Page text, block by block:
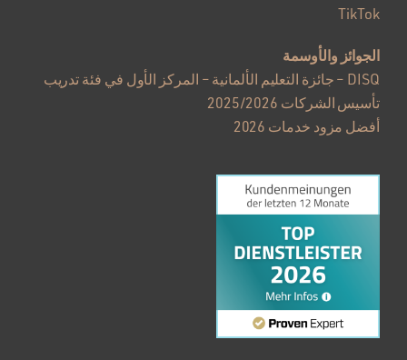
TikTok
الجوائز والأوسمة
DISQ – جائزة التعليم الألمانية – المركز الأول في فئة تدريب
تأسيس الشركات 2025/2026
أفضل مزود خدمات 2026